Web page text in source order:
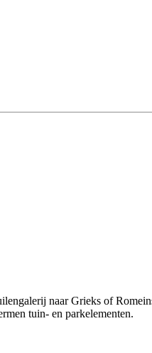
naar Grieks of
tuin- en parkelementen.